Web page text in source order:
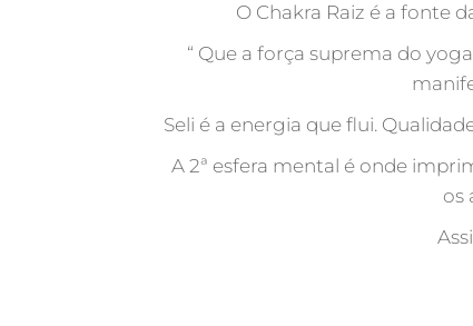
O Chakra Raiz é a fonte
“ Que a força suprema do
Seli é a energia que flui.
A 2ª esfera mental é onde
os